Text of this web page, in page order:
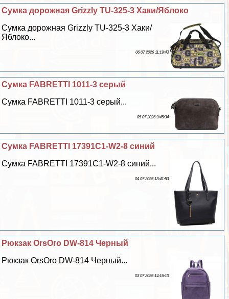
Сумка дорожная Grizzly TU-325-3 Хаки/Яблоко
Сумка дорожная Grizzly TU-325-3 Хаки/
Яблоко...
06 07 2026 11:19:43
Сумка FABRETTI 1011-3 серый
Сумка FABRETTI 1011-3 серый...
05 07 2026 9:45:34
Сумка FABRETTI 17391C1-W2-8 синий
Сумка FABRETTI 17391C1-W2-8 синий...
04 07 2026 18:41:53
Рюкзак OrsOro DW-814 Черный
Рюкзак OrsOro DW-814 Черный...
03 07 2026 14:16:10